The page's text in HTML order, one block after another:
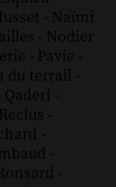
- Naïmi
- Nodier
- Pavie -
du terrail -
Qaderi -
Reclus -
-
-
-